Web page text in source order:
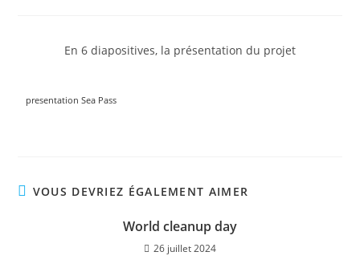
En 6 diapositives, la présentation du projet
presentation Sea Pass
VOUS DEVRIEZ ÉGALEMENT AIMER
World cleanup day
26 juillet 2024